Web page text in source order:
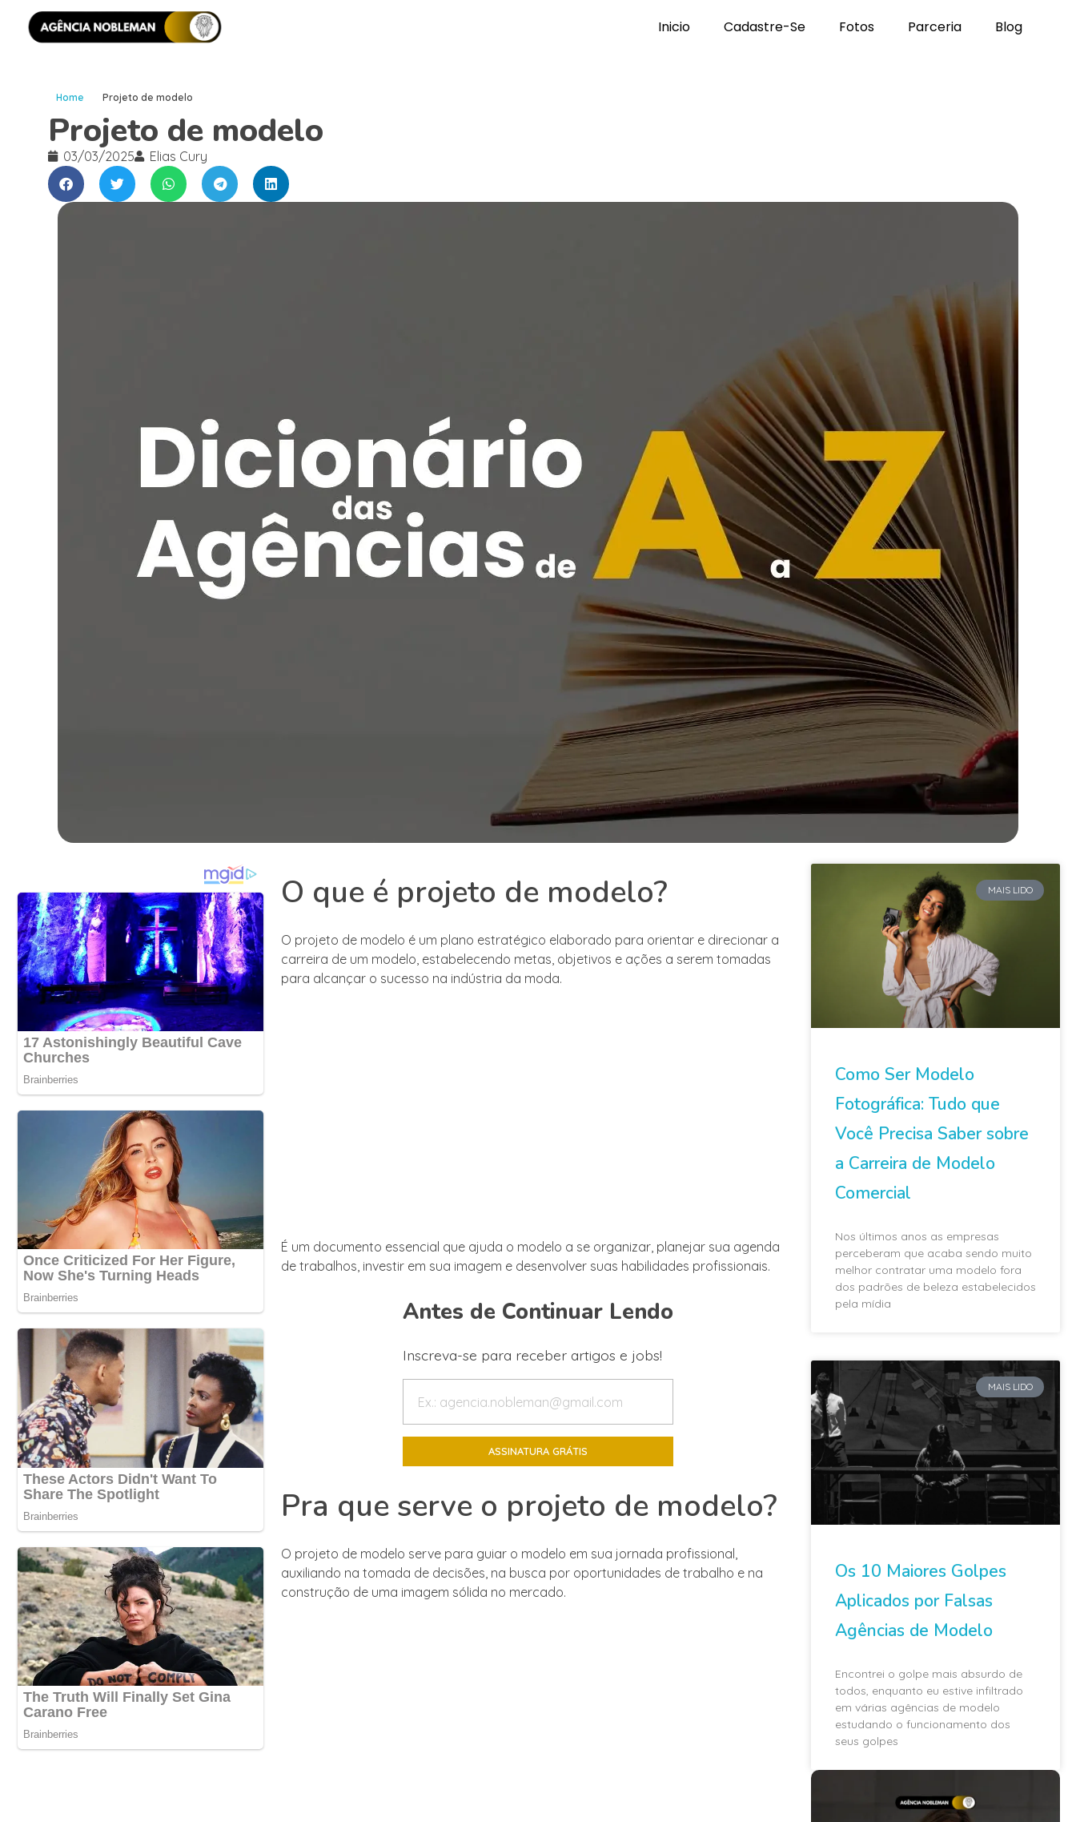
Inicio Cadastre-Se Fotos Parceria Blog
Home Projeto de modelo
Projeto de modelo
03/03/2025 Elias Cury
O que é projeto de modelo?
O projeto de modelo é um plano estratégico elaborado para orientar e direcionar a
carreira de um modelo, estabelecendo metas, objetivos e ações a serem tomadas
para alcançar o sucesso na indústria da moda.
É um documento essencial que ajuda o modelo a se organizar, planejar sua agenda
de trabalhos, investir em sua imagem e desenvolver suas habilidades profissionais.
Antes de Continuar Lendo
Inscreva-se para receber artigos e jobs!
Pra que serve o projeto de modelo?
O projeto de modelo serve para guiar o modelo em sua jornada profissional,
auxiliando na tomada de decisões, na busca por oportunidades de trabalho e na
construção de uma imagem sólida no mercado.
MAIS LIDO
Como Ser Modelo
Fotográfica: Tudo que
Você Precisa Saber sobre
a Carreira de Modelo
Comercial
Nos últimos anos as empresas
perceberam que acaba sendo muito
melhor contratar uma modelo fora
dos padrões de beleza estabelecidos
pela mídia
MAIS LIDO
Os 10 Maiores Golpes
Aplicados por Falsas
Agências de Modelo
Encontrei o golpe mais absurdo de
todos, enquanto eu estive infiltrado
em várias agências de modelo
estudando o funcionamento dos
seus golpes